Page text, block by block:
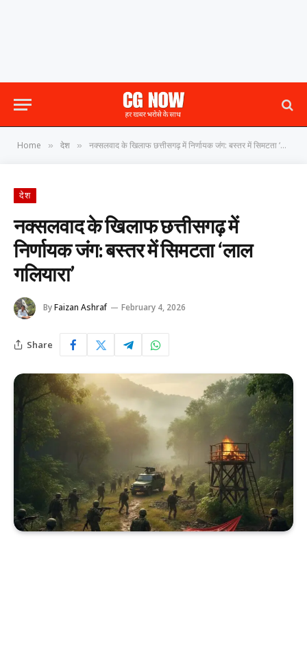
Home » देश » नक्सलवाद के खिलाफ छत्तीसगढ़ में निर्णायक जंग: बस्तर में सिमटता ‘लाल गलियारा’
देश
नक्सलवाद के खिलाफ छत्तीसगढ़ में
निर्णायक जंग: बस्तर में सिमटता ‘लाल
गलियारा’
ByFaizan Ashraf February 4, 2026
Share